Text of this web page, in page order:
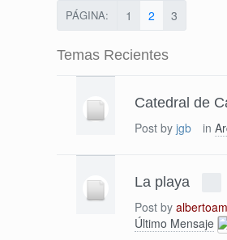
PÁGINA: 1 2 3
Temas Recientes
Catedral de
Post by jgb in
La playa
Post by
Último Mensaje